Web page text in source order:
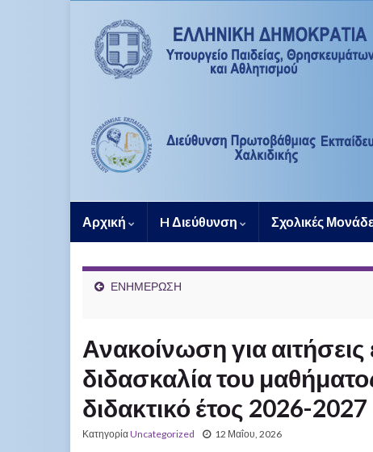
Αρχική H Διεύθυνση Σχολικές
ΕΝΗΜΕΡΩΣΗ
Ανακοίνωση για
διδασκαλία του
διδακτικό έτος 2026-2027
ΚατηγορίαUncategorized 12 Μαΐου, 2026